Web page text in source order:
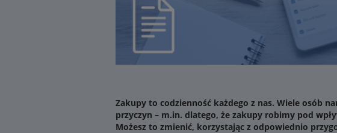
Zakupy to codzienność każdego z nas. Wiele osób
przyczyn – m.in. dlatego, że zakupy robimy pod
Możesz to zmienić, korzystając z odpowiednio